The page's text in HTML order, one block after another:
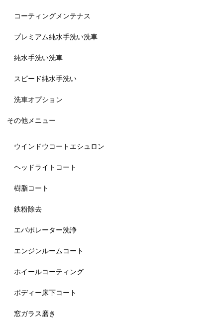
コーティングメンテナス
プレミアム純水手洗い洗車
純水手洗い洗車
スピード純水手洗い
洗車オプション
その他メニュー
ウインドウコートエシュロン
ヘッドライトコート
樹脂コート
鉄粉除去
エバポレーター洗浄
エンジンルームコート
ホイールコーティング
ボディー床下コート
窓ガラス磨き